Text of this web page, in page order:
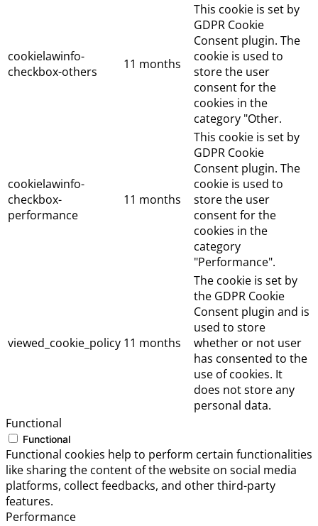
cookielawinfo-
checkbox-others
11 months
This cookie is set by
GDPR Cookie
Consent plugin. The
cookie is used to
store the user
consent for the
cookies in the
category "Other.
cookielawinfo-
checkbox-
performance
11 months
This cookie is set by
GDPR Cookie
Consent plugin. The
cookie is used to
store the user
consent for the
cookies in the
category
"Performance".
viewed_cookie_policy 11 months
The cookie is set by
the GDPR Cookie
Consent plugin and is
used to store
whether or not user
has consented to the
use of cookies. It
does not store any
personal data.
Functional
Functional
Functional cookies help to perform certain functionalities
like sharing the content of the website on social media
platforms, collect feedbacks, and other third-party
features.
Performance